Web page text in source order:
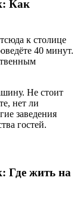
Как
к столице
40 минут.
Не стоит
нет ли
заведения
гостей.
Где жить на